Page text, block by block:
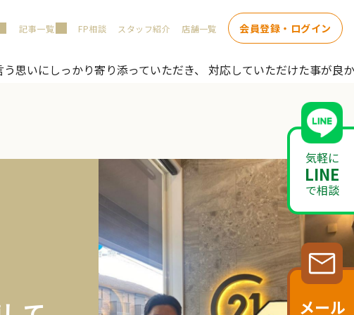
記事一覧 FP相談 スタッフ紹介 店舗一覧 会員登録・ログイン
思いにしっかり寄り添っていただき、 対応していただけた事が良
気軽に
LINE
で相談
メール